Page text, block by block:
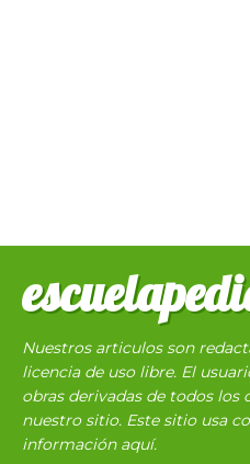
Nuestros articulos son
licencia de uso libre. El
obras derivadas de todos los
nuestro sitio. Este sitio usa
información aquí.